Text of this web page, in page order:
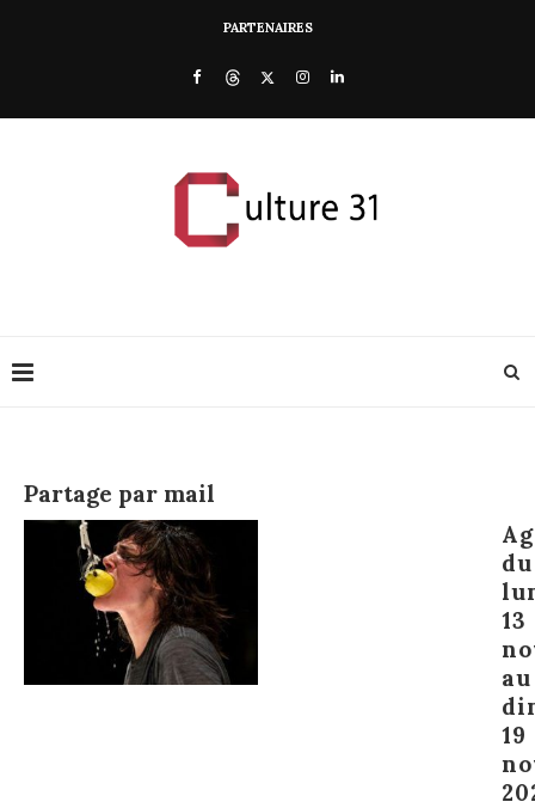
PARTENAIRES
Partage par mail
du
13
au
19